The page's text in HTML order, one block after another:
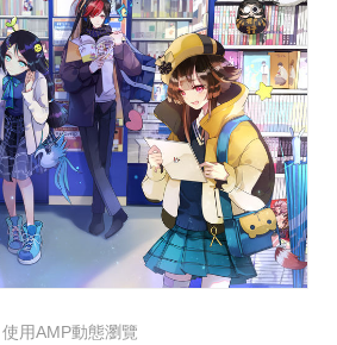
使用AMP動態瀏覽